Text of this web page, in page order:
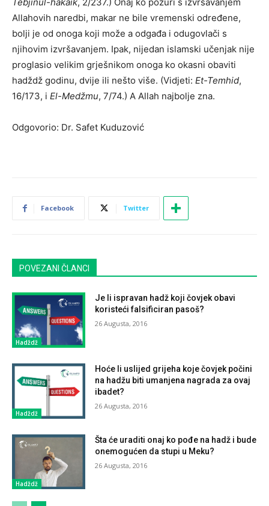
Allahovih naredbi, makar ne bile vremenski određene,
bolji je od onoga koji može a odgađa i odugovlači s
njihovim izvršavanjem. Ipak, nijedan islamski učenjak nije
proglasio velikim grješnikom onoga ko okasni obaviti
hadždž godinu, dvije ili nešto više. (Vidjeti: Et-Temhid,
16/173, i El-Medžmu, 7/74.) A Allah najbolje zna.
Odgovorio: Dr. Safet Kuduzović
Facebook Twitter
POVEZANI ČLANCI
Hadždž
Je li ispravan hadž koji čovjek obavi
koristeći falsificiran pasoš?
26 Augusta, 2016
Hadždž
Hoće li uslijed grijeha koje čovjek počini
na hadžu biti umanjena nagrada za ovaj
ibadet?
26 Augusta, 2016
Hadždž
Šta će uraditi onaj ko pođe na hadž i bude
onemogućen da stupi u Meku?
26 Augusta, 2016